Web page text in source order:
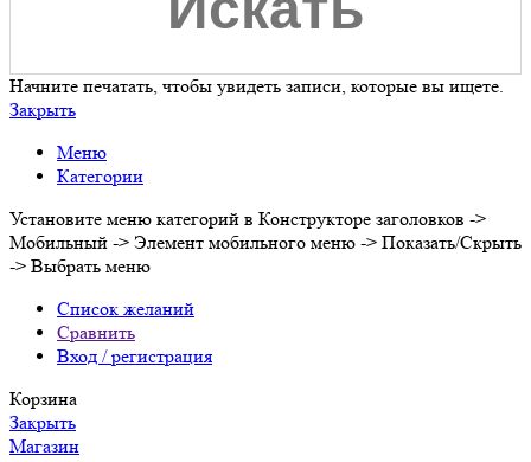
Начните печатать, чтобы увидеть записи, которые вы ищете.
Закрыть
Меню
Категории
Установите меню категорий в Конструкторе заголовков ->
Мобильный -> Элемент мобильного меню -> Показать/Скрыть
-> Выбрать меню
Список желаний
Сравнить
Вход / регистрация
Корзина
Закрыть
Магазин